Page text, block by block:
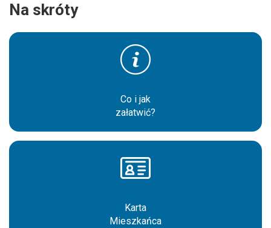
Na skróty
Co i jak
załatwić?
Karta
Mieszkańca